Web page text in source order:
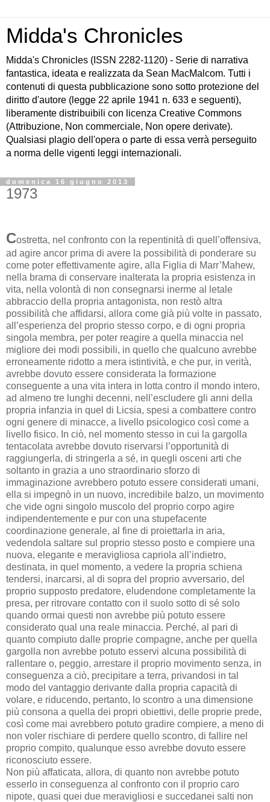
Midda's Chronicles
Midda's Chronicles (ISSN 2282-1120) - Serie di narrativa
fantastica, ideata e realizzata da Sean MacMalcom. Tutti i
contenuti di questa pubblicazione sono sotto protezione del
diritto d'autore (legge 22 aprile 1941 n. 633 e seguenti),
liberamente distribuibili con licenza Creative Commons
(Attribuzione, Non commerciale, Non opere derivate).
Qualsiasi plagio dell'opera o parte di essa verrà perseguito
a norma delle vigenti leggi internazionali.
domenica 16 giugno 2013
1973
Costretta, nel confronto con la repentinità di quell’offensiva,
ad agire ancor prima di avere la possibilità di ponderare su
come poter effettivamente agire, alla Figlia di Marr’Mahew,
nella brama di conservare inalterata la propria esistenza in
vita, nella volontà di non consegnarsi inerme al letale
abbraccio della propria antagonista, non restò altra
possibilità che affidarsi, allora come già più volte in passato,
all’esperienza del proprio stesso corpo, e di ogni propria
singola membra, per poter reagire a quella minaccia nel
migliore dei modi possibili, in quello che qualcuno avrebbe
erroneamente ridotto a mera istintività, e che pur, in verità,
avrebbe dovuto essere considerata la formazione
conseguente a una vita intera in lotta contro il mondo intero,
ad almeno tre lunghi decenni, nell’escludere gli anni della
propria infanzia in quel di Licsia, spesi a combattere contro
ogni genere di minacce, a livello psicologico così come a
livello fisico. In ciò, nel momento stesso in cui la gargolla
tentacolata avrebbe dovuto riservarsi l’opportunità di
raggiungerla, di stringerla a sé, in quegli osceni arti che
soltanto in grazia a uno straordinario sforzo di
immaginazione avrebbero potuto essere considerati umani,
ella si impegnò in un nuovo, incredibile balzo, un movimento
che vide ogni singolo muscolo del proprio corpo agire
indipendentemente e pur con una stupefacente
coordinazione generale, al fine di proiettarla in aria,
vedendola saltare sul proprio stesso posto e compiere una
nuova, elegante e meravigliosa capriola all’indietro,
destinata, in quel momento, a vedere la propria schiena
tendersi, inarcarsi, al di sopra del proprio avversario, del
proprio supposto predatore, eludendone completamente la
presa, per ritrovare contatto con il suolo sotto di sé solo
quando ormai questi non avrebbe più potuto essere
considerato qual una reale minaccia. Perché, al pari di
quanto compiuto dalle proprie compagne, anche per quella
gargolla non avrebbe potuto esservi alcuna possibilità di
rallentare o, peggio, arrestare il proprio movimento senza, in
conseguenza a ciò, precipitare a terra, privandosi in tal
modo del vantaggio derivante dalla propria capacità di
volare, e riducendo, pertanto, lo scontro a una dimensione
più consona a quella dei propri obiettivi, delle proprie prede,
così come mai avrebbero potuto gradire compiere, a meno di
non voler rischiare di perdere quello scontro, di fallire nel
proprio compito, qualunque esso avrebbe dovuto essere
riconosciuto essere.
Non più affaticata, allora, di quanto non avrebbe potuto
esserlo in conseguenza al confronto con il proprio caro
nipote, quasi quei due meravigliosi e succedanei salti non